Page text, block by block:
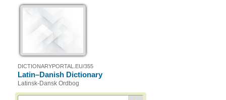
DICTIONARYPORTAL.EU/355
Latin–Danish Dictionary
Latinsk-Dansk Ordbog